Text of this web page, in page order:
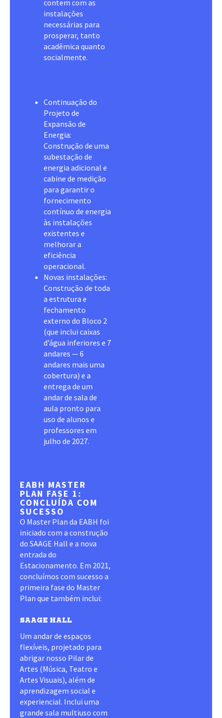
contem com as
instalações
necessárias para
prosperar, tanto
acadêmica quanto
socialmente.
Continuação do
Projeto de
Expansão de
Energia:
Construção de uma
subestação de
energia adicional e
cabine de medição
para garantir o
fornecimento
contínuo de energia
às instalações
existentes e
melhorar a
eficiência
operacional.
Novas instalações:
Construção de toda
a estrutura e
fechamento
externo do Bloco 2
(que inclui caixas
d’água inferiores e 7
andares — 6
andares mais uma
cobertura) e a
entrega de um
andar de sala de
aula pronto para
uso de alunos e
professores em
julho de 2027.
EABH MASTER
PLAN FASE 1:
CONCLUÍDA COM
SUCESSO
O Master Plan da EABH foi
iniciado com a construção
do SAAGE Hall e a nova
entrada do
Estacionamento. Em 2021,
concluímos com sucesso a
primeira fase do Master
Plan que também inclui:
SAAGE HALL
Um andar de espaços
flexíveis, projetado para
abrigar nosso Pilar de
Artes (Música, Teatro e
Artes Visuais), além de
aprendizagem social e
experiencial. Inclui uma
grande sala multiuso com